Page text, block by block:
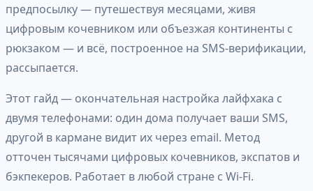
предпосылку — путешествуя месяцами, живя
цифровым кочевником или объезжая континенты с
рюкзаком — и всё, построенное на SMS-верификации,
рассыпается.
Этот гайд — окончательная настройка лайфхака с
двумя телефонами: один дома получает ваши SMS,
другой в кармане видит их через email. Метод
отточен тысячами цифровых кочевников, экспатов и
бэкпекеров. Работает в любой стране с Wi-Fi.